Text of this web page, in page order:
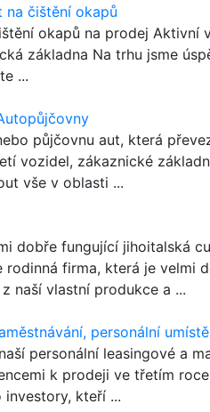
na čištění okapů
okapů na prodej Aktivní
základna Na trhu jsme
...
půjčovnu aut, která
vozidel, zákaznické
vše v oblasti ...
dobře fungující jihoitalská
rodinná firma, která je velmi
naší vlastní produkce a ...
personální
personální leasingové a
k prodeji ve třetím
kteří ...